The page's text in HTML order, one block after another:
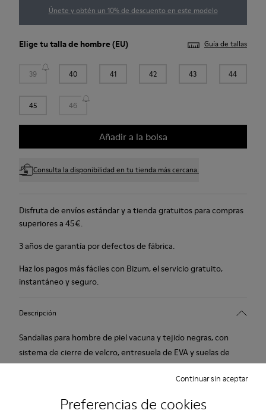
Preferencias de cookies
Continuar sin aceptar
Únete y obtén un 10% de descuento en este modelo
Elige tu talla de hombre (EU) Guía de tallas
39 40 41 42 43 44
45 46
Añadir a la bolsa
Consulta la disponibilidad en tu tienda más cercana.
Disfruta de envíos estándar y a tienda gratuitos para compras
superiores a 45€.
3 años de garantía por defectos de fábrica.
Haz los pagos más fáciles con Bizum, el servicio gratuito,
instantáneo y seguro.
Descripción
Sandalias para hombre de piel vacuna y tejido negras, con
sistema de cierre de velcro, entresuela de EVA y suelas de
goma Vibram®.
La sandalia Drift Trail combina un diseño distintivo con
tecnología de rendimiento para el exterior, incluyendo una